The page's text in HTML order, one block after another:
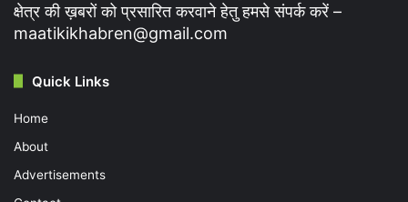
क्षेत्र की ख़बरों को प्रसारित करवाने हेतु हमसे संपर्क करें –
maatikikhabren@gmail.com
Quick Links
Home
About
Advertisements